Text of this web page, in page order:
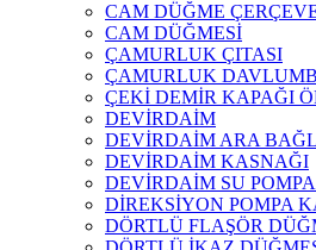
CAM DÜĞME
CAM DÜĞMESİ
ÇAMURLUK ÇITASI
ÇAMURLUK
ÇEKİ DEMİR KAPAĞI
DEVİRDAİM
DEVİRDAİM ARA
DEVİRDAİM KASNAĞI
DEVİRDAİM SU
DİREKSİYON POMPA
DÖRTLÜ FLAŞÖR